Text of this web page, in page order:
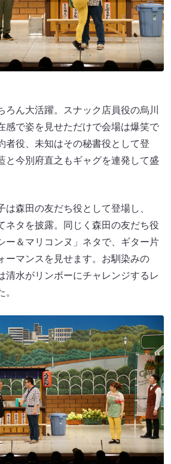
ろん大活躍。スナック店員役の烏川
感で姿を見せただけで会場は爆笑で
者役、未知はその秘書役として登
と今別府直之もギャグを連発して盛
は森田の友だち役として登場し、
ネタを披露。同じく森田の友だち役
ー＆マリコンヌ」ネタで、ギター片
ーマンスを見せます。お馴染みの
清水がリンボーにチャレンジするレ